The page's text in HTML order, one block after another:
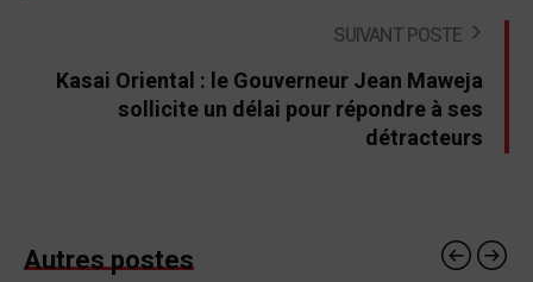
SUIVANT POSTE
Kasai Oriental : le Gouverneur Jean Maweja
sollicite un délai pour répondre à ses
détracteurs
Autres postes